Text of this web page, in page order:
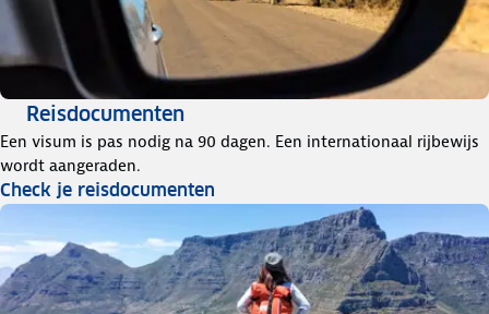
Reisdocumenten
Een visum is pas nodig na 90 dagen. Een internationaal rijbewijs
wordt aangeraden.
Check je reisdocumenten